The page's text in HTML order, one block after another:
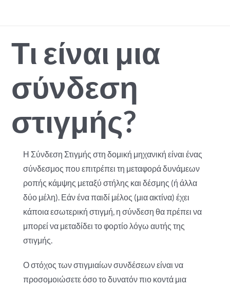
Τι είναι μια
σύνδεση
στιγμής?
Η Σύνδεση Στιγμής στη δομική μηχανική είναι ένας
σύνδεσμος που επιτρέπει τη μεταφορά δυνάμεων
ροπής κάμψης μεταξύ στήλης και δέσμης (ή άλλα
δύο μέλη). Εάν ένα παιδί μέλος (μια ακτίνα) έχει
κάποια εσωτερική στιγμή, η σύνδεση θα πρέπει να
μπορεί να μεταδίδει το φορτίο λόγω αυτής της
στιγμής.
Ο στόχος των στιγμιαίων συνδέσεων είναι να
προσομοιώσετε όσο το δυνατόν πιο κοντά μια